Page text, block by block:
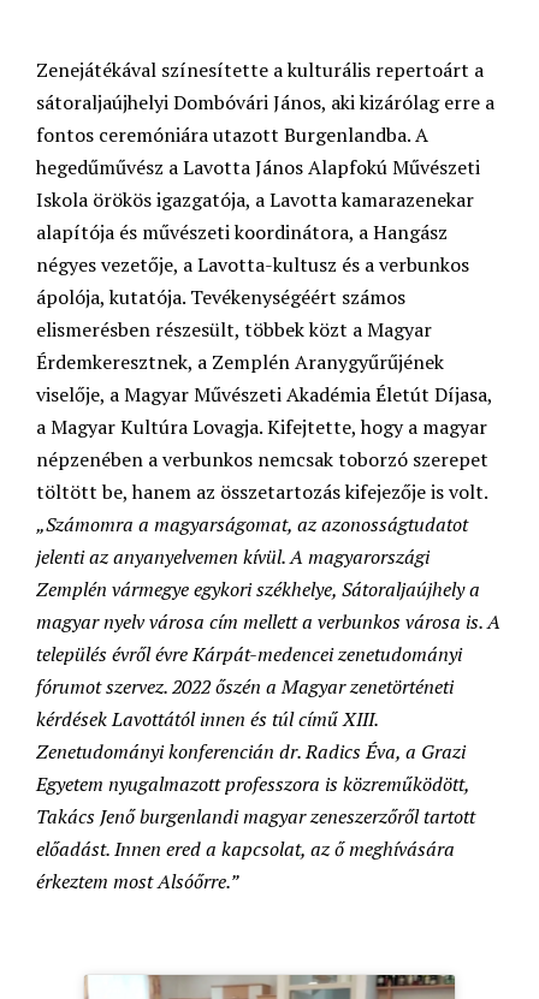
Zenejátékával színesítette a kulturális repertoárt a
sátoraljaújhelyi Dombóvári János, aki kizárólag erre a
fontos ceremóniára utazott Burgenlandba. A
hegedűművész a Lavotta János Alapfokú Művészeti
Iskola örökös igazgatója, a Lavotta kamarazenekar
alapítója és művészeti koordinátora, a Hangász
négyes vezetője, a Lavotta-kultusz és a verbunkos
ápolója, kutatója. Tevékenységéért számos
elismerésben részesült, többek közt a Magyar
Érdemkeresztnek, a Zemplén Aranygyűrűjének
viselője, a Magyar Művészeti Akadémia Életút Díjasa,
a Magyar Kultúra Lovagja. Kifejtette, hogy a magyar
népzenében a verbunkos nemcsak toborzó szerepet
töltött be, hanem az összetartozás kifejezője is volt.
„Számomra a magyarságomat, az azonosságtudatot
jelenti az anyanyelvemen kívül. A magyarországi
Zemplén vármegye egykori székhelye, Sátoraljaújhely a
magyar nyelv városa cím mellett a verbunkos városa is. A
település évről évre Kárpát-medencei zenetudományi
fórumot szervez. 2022 őszén a Magyar zenetörténeti
kérdések Lavottától innen és túl című XIII.
Zenetudományi konferencián dr. Radics Éva, a Grazi
Egyetem nyugalmazott professzora is közreműködött,
Takács Jenő burgenlandi magyar zeneszerzőről tartott
előadást. Innen ered a kapcsolat, az ő meghívására
érkeztem most Alsóőrre.”